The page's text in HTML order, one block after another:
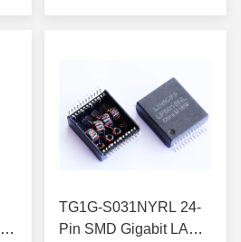
TG1G-S031NYRL 24-
Pin SMD Gigabit LAN